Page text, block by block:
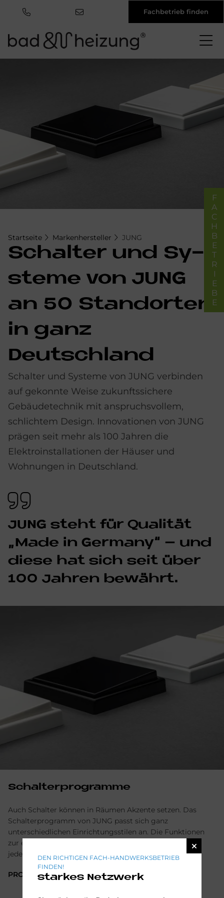
Fachbetrieb finden
Startseite Markenhersteller JUNG
Schal­ter und Sy­
ste­me von JUNG
an 50 Stand­or­ten
in ganz
Deutschland
Schalter und Systeme von JUNG verbinden
auf gekonnte Weise zukunftssichere
Gebäudetechnik mit anspruchsvollem,
schlichtem Design. Innovationen von JUNG
prägen seit mehr als 100 Jahren die
Elektroinstallationen der Häuser und
Wohnungen in Deutschland.
JUNG steht für Qua­li­tät
„Made in Ger­ma­ny“ – und
die­se hat sich seit über
100 Jah­ren be­währt.
Schal­ter­pro­gram­me
Auch Schalter können in Räumen Akzente setzen. Das
Schalterprogramm von JUNG passt sich ganz
unterschiedlichen Einrichtungsstilen an. Die Funktionen
zur elektronischen Haussteuerung können Sie damit
jederzeit verbinden.
PRODUKTE ANSEHEN
DEN RICHTIGEN FACH-HANDWERKSBETRIEB
FINDEN!
starkes Netzwerk
FACHBETRIEBE